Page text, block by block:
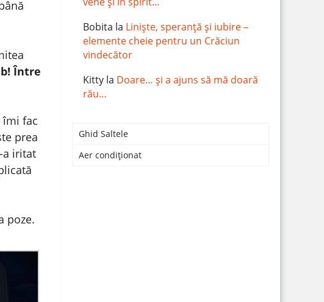
Între
îmi fac
prea
a iritat
poze.
Bobita la Liniște, speranță și iubire –
elemente cheie pentru un Crăciun
vindecător
Kitty la Doare… și a ajuns să mă doară
rău…
Ghid Saltele
Aer condiționat